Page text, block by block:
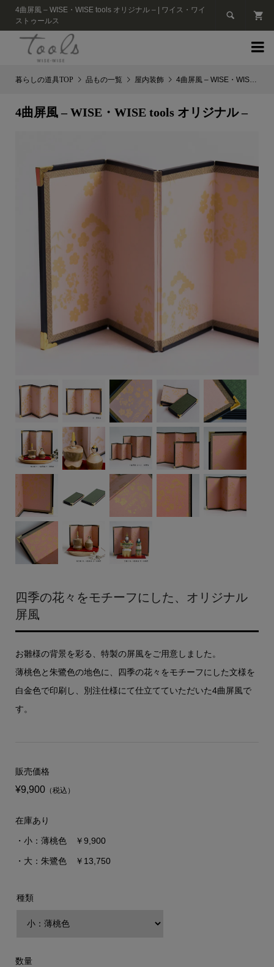
4曲屏風 – WISE・WISE tools オリジナル – | ワイス・ワイ
ストゥールス


品もの一覧 屋内装飾 4曲屏風 – WISE・WISE tools オリジナル –
4曲屏風 – WISE・WISE tools オリジナル –
四季の花々をモチーフにした、オリジナル
屏風
お雛様の背景を彩る、特製の屏風をご用意しました。
薄桃色と朱鷺色の地色に、四季の花々をモチーフにした文様を
白金色で印刷し、別注仕様にて仕立てていただいた4曲屏風で
す。
販売価格
¥9,900（税込）
在庫あり
・小：薄桃色 ￥9,900
・大：朱鷺色 ￥13,750
種類
数量